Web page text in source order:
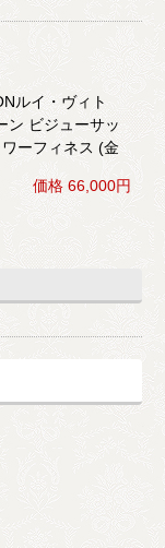
ルイ・ヴィト
ン ビジューサッ
ーフィネス (金
価格 66,000円